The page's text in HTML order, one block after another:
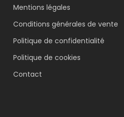
Mentions légales
Conditions générales de vente
Politique de confidentialité
Politique de cookies
Contact